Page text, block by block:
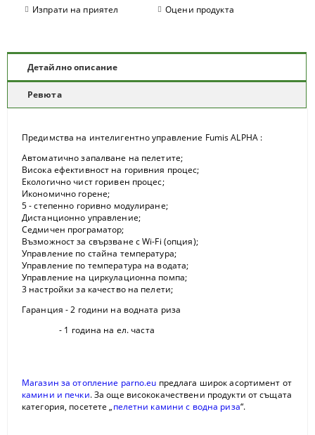
Изпрати на приятел Оцени продукта
Детайлно описание
Ревюта
Предимства на интелигентно управление Fumis ALPHA :
Автоматично запалване на пелетите;
Висока ефективност на горивния процес;
Екологично чист горивен процес;
Икономично горене;
5 - степенно горивно модулиране;
Дистанционно управление;
Седмичен програматор;
Възможност за свързване с Wi-Fi (опция);
Управление по стайна температура;
Управление по температура на водата;
Управление на циркулационна помпа;
3 настройки за качество на пелети;
Гаранция - 2 години на водната риза
- 1 година на ел. часта
Магазин за отопление parno.eu предлага широк асортимент от
камини и печки. За още висококачествени продукти от същата
категория, посетете „пелетни камини с водна риза“.